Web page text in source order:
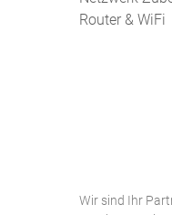
Router & WiFi
Wir sind Ihr